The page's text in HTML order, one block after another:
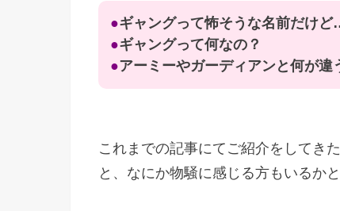
●ギャングって怖そうな名前だけ
●ギャングって何なの？
●アーミーやガーディアンと何が違
これまでの記事にてご紹介をしてき
と、なにか物騒に感じる方もいるかと